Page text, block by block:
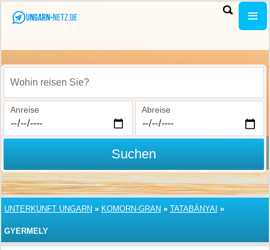
Wohin reisen Sie?
Anreise Abreise
Suchen
UNTERKUNFT UNGARN » KOMORN-GRAN » TATABÁNYAI »
GYERMELY